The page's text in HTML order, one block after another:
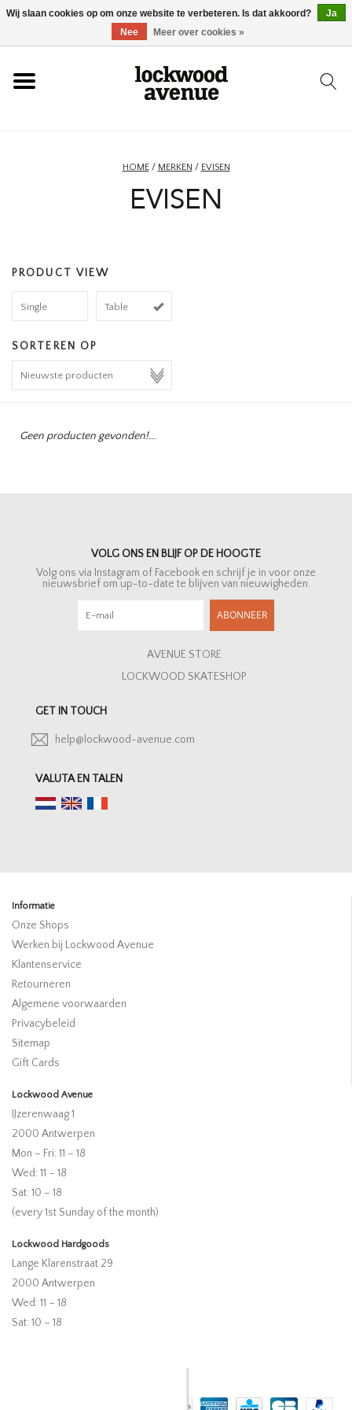
HOME
ACCESSOIRES
HOMEWARE
HOME/ MERKEN / EVISEN
EVISEN
PRODUCT VIEW
Single Table
SORTEREN OP
Geen producten gevonden!...
VOLG ONS EN BLIJF OP DE HOOGTE
Volg ons via Instagram of Facebook en schrijf je in voor onze
nieuwsbrief om up-to-date te blijven van nieuwigheden.
ABONNEER
AVENUE STORE
LOCKWOOD SKATESHOP
GET IN TOUCH
help@lockwood-avenue.com
VALUTA EN TALEN
Informatie
Onze Shops
Werken bij Lockwood Avenue
Klantenservice
Retourneren
Algemene voorwaarden
Privacybeleid
Sitemap
Gift Cards
Lockwood Avenue
IJzerenwaag 1
2000 Antwerpen
Mon – Fri: 11 – 18
Wed: 11 – 18
Sat: 10 – 18
(every 1st Sunday of the month)
Lockwood Hardgoods
Lange Klarenstraat 29
2000 Antwerpen
Wed: 11 – 18
Sat: 10 – 18
Wij slaan cookies op om onze website te verbeteren. Is dat akkoord?
Ja
Nee
Meer over cookies »